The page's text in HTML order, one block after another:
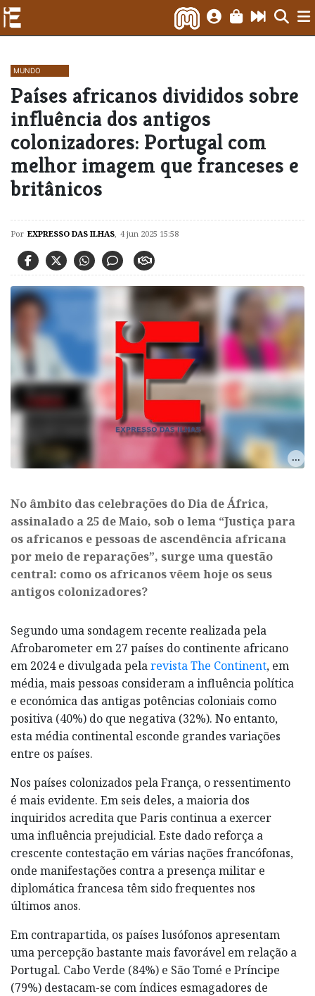
MUNDO
Países africanos divididos sobre
influência dos antigos
colonizadores: Portugal com
melhor imagem que franceses e
britânicos
Por EXPRESSO DAS ILHAS, 4 jun 2025 15:58
No âmbito das celebrações do Dia de África,
assinalado a 25 de Maio, sob o lema “Justiça para
os africanos e pessoas de ascendência africana
por meio de reparações”, surge uma questão
central: como os africanos vêem hoje os seus
antigos colonizadores?
Segundo uma sondagem recente realizada pela
Afrobarometer em 27 países do continente africano
em 2024 e divulgada pelarevista The Continent, em
média, mais pessoas consideram a influência política
e económica das antigas potências coloniais como
positiva (40%) do que negativa (32%). No entanto,
esta média continental esconde grandes variações
entre os países.
Nos países colonizados pela França, o ressentimento
é mais evidente. Em seis deles, a maioria dos
inquiridos acredita que Paris continua a exercer
uma influência prejudicial. Este dado reforça a
crescente contestação em várias nações francófonas,
onde manifestações contra a presença militar e
diplomática francesa têm sido frequentes nos
últimos anos.
Em contrapartida, os países lusófonos apresentam
uma percepção bastante mais favorável em relação a
Portugal. Cabo Verde (84%) e São Tomé e Príncipe
(79%) destacam-se com índices esmagadores de